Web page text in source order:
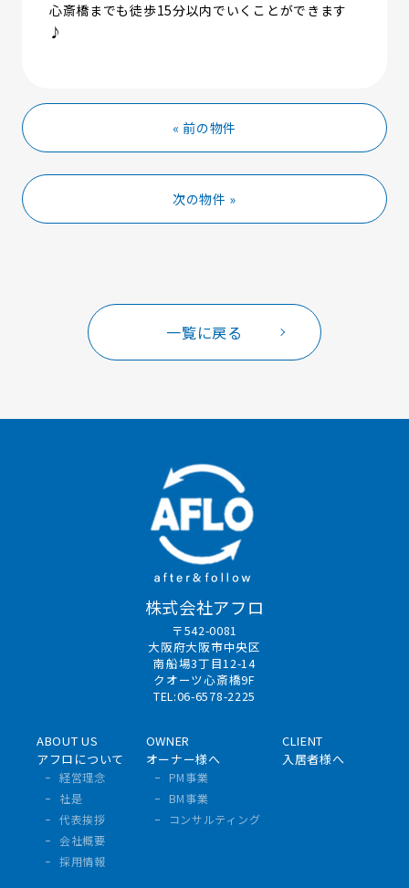
心斎橋までも徒歩15分以内でいくことができます
♪
« 前の物件
次の物件 »
一覧に戻る
株式会社アフロ
〒542-0081
大阪府大阪市中央区
南船場3丁目12-14
クオーツ心斎橋9F
TEL:06-6578-2225
ABOUT US
アフロについて
経営理念
社是
代表挨拶
会社概要
採用情報
OWNER
オーナー様へ
PM事業
BM事業
コンサルティング
CLIENT
入居者様へ